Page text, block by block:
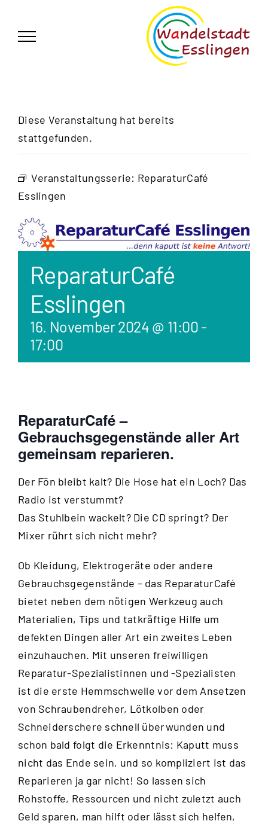
springen
Diese Veranstaltung hat bereits
stattgefunden.
Veranstaltungsserie: ReparaturCafé
Esslingen
ReparaturCafé
Esslingen
16. November 2024 @ 11:00 -
17:00
ReparaturCafé –
Gebrauchsgegenstände aller Art
gemeinsam reparieren.
Der Fön bleibt kalt? Die Hose hat ein Loch? Das
Radio ist verstummt?
Das Stuhlbein wackelt? Die CD springt? Der
Mixer rührt sich nicht mehr?
Ob Kleidung, Elektrogeräte oder andere
Gebrauchsgegenstände – das ReparaturCafé
bietet neben dem nötigen Werkzeug auch
Materialien, Tips und tatkräftige Hilfe um
defekten Dingen aller Art ein zweites Leben
einzuhauchen. Mit unseren freiwilligen
Reparatur-Spezialistinnen und -Spezialisten
ist die erste Hemmschwelle vor dem Ansetzen
von Schraubendreher, Lötkolben oder
Schneiderschere schnell überwunden und
schon bald folgt die Erkenntnis: Kaputt muss
nicht das Ende sein, und so kompliziert ist das
Reparieren ja gar nicht! So lassen sich
Rohstoffe, Ressourcen und nicht zuletzt auch
Geld sparen, man hilft oder lässt sich helfen,